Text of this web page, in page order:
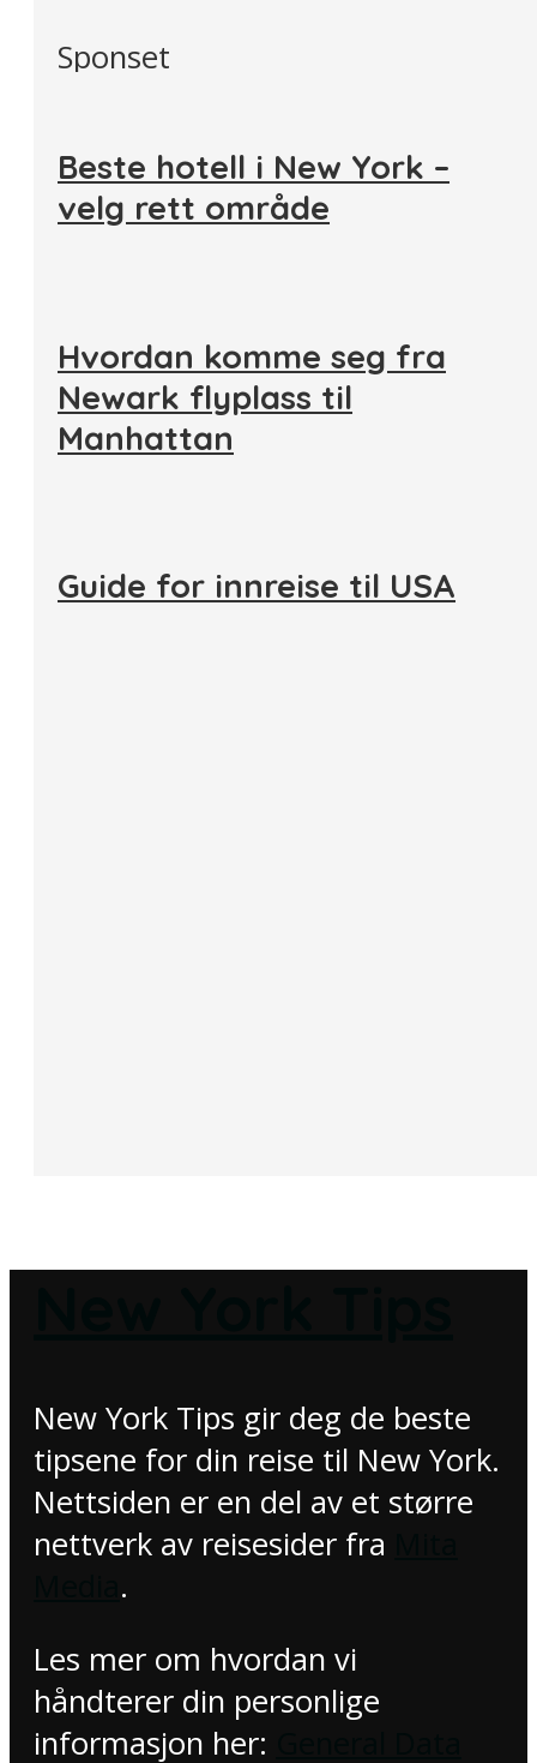
Sponset
Beste hotell i New York –
velg rett område
Hvordan komme seg fra
Newark flyplass til
Manhattan
Guide for innreise til USA
New York Tips gir deg de beste
tipsene for din reise til New York.
Nettsiden er en del av et større
nettverk av reisesider fra
.
Les mer om hvordan vi
håndterer din personlige
informasjon her: